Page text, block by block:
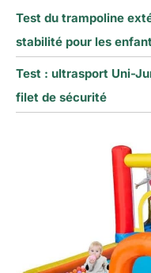
Test du trampoline
stabilité pour les
Test : ultrasport Uni-
filet de sécurité